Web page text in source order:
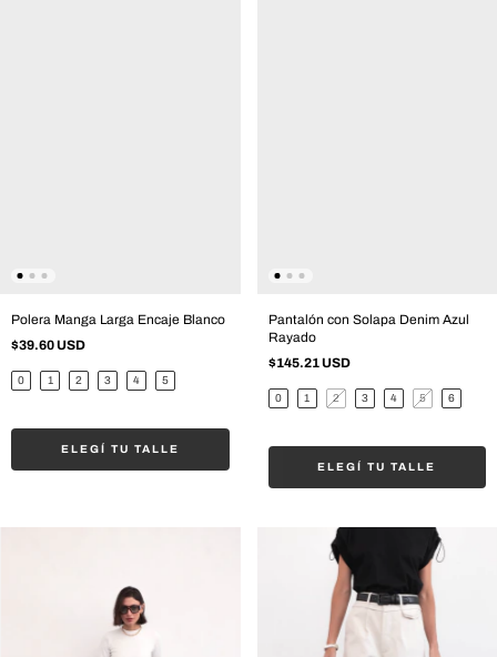
Polera Manga Larga Encaje Blanco
$39.60 USD
0 1 2 3 4 5
ELEGÍ TU TALLE
Pantalón con Solapa Denim Azul
Rayado
$145.21 USD
0 1 2 3 4 5 6
ELEGÍ TU TALLE